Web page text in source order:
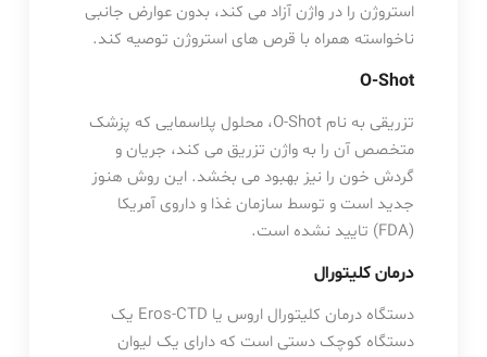
استروژن را در واژن آزاد می کند، بدون عوارض جانبی
ناخواسته همراه با قرص های استروژن توصیه کند.
O-Shot
تزریقی به نام O-Shot، محلول پلاسمایی که پزشک
متخصص آن را به واژن تزریق می کند، جریان و
گردش خون را نیز بهبود می بخشد. این روش هنوز
جدید است و توسط سازمان غذا و داروی آمریکا
(FDA) تایید نشده است.
درمان کلیتورال
دستگاه درمان کلیتورال اروس یا Eros-CTD یک
دستگاه کوچک دستی است که دارای یک لیوان